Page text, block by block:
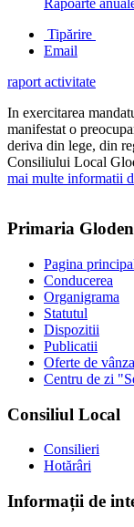
Rapoarte
Tipărire
Email
raport activitate
In exercitarea
manifestat o
deriva din lege, din
Consiliului Local
mai multe informatii
Primaria
Pagina
Conducerea
Organigrama
Statutul
Dispozitii
Publicatii
Oferte de
Centru de zi
Consiliul Local
Consilieri
Hotărâri
Informații de